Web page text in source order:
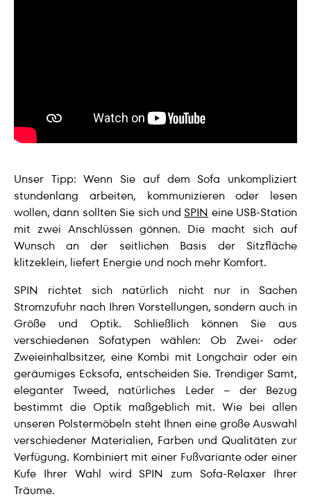
Unser Tipp: Wenn Sie auf dem Sofa unkompliziert
stundenlang arbeiten, kommunizieren oder lesen
wollen, dann sollten Sie sich undSPIN eine USB-Station
mit zwei Anschlüssen gönnen. Die macht sich auf
Wunsch an der seitlichen Basis der Sitzfläche
klitzeklein, liefert Energie und noch mehr Komfort.
SPIN richtet sich natürlich nicht nur in Sachen
Stromzufuhr nach Ihren Vorstellungen, sondern auch in
Größe und Optik. Schließlich können Sie aus
verschiedenen Sofatypen wählen: Ob Zwei- oder
Zweieinhalbsitzer, eine Kombi mit Longchair oder ein
geräumiges Ecksofa, entscheiden Sie. Trendiger Samt,
eleganter Tweed, natürliches Leder – der Bezug
bestimmt die Optik maßgeblich mit. Wie bei allen
unseren Polstermöbeln steht Ihnen eine große Auswahl
verschiedener Materialien, Farben und Qualitäten zur
Verfügung. Kombiniert mit einer Fußvariante oder einer
Kufe Ihrer Wahl wird SPIN zum Sofa-Relaxer Ihrer
Träume.